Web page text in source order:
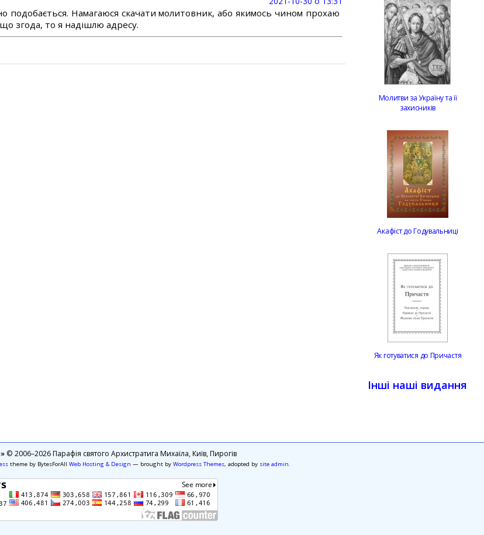
подобається. Намагаюся скачати молитовник, або якимось чином прохаю
згода, то я надішлю адресу.
Молитви за Україну та її
захисників
Акафіст до Годувальниці
Як готуватися до Причастя
Інші наші видання
© 2006–2026 Парафія святого Архистратига Михаїла, Київ, Пирогів
theme by BytesForAll Web Hosting & Design — brought by Wordpress Themes, adopted by site admin.